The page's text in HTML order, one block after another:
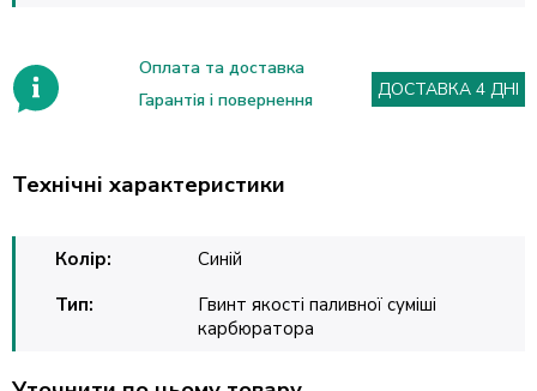
Оплата та доставка
Гарантія і повернення
ДОСТАВКА 4 ДНІ
Технічні характеристики
Колір:
Синій
Тип:
Гвинт якості паливної суміші
карбюратора